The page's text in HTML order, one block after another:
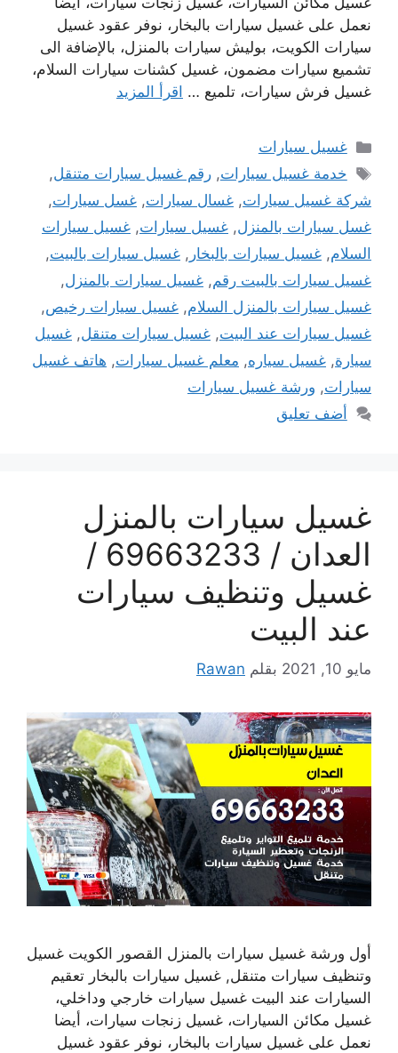
نعمل على غسيل سيارات بالبخار، نوفر عقود غسيل
سيارات الكويت، بوليش سيارات بالمنزل، بالإضافة الى
تشميع سيارات مضمون، غسيل كشنات سيارات السلام،
غسيل فرش سيارات، تلميع … اقرأ المزيد
التصنيفات
غسيل سيارات
الوسوم
خدمة غسيل سيارات,رقم غسيل سيارات متنقل,
شركة غسيل سيارات, غسال سيارات, غسل سيارات,
غسل سيارات بالمنزل, غسيل سيارات, غسيل سيارات
السلام, غسيل سيارات بالبخار , غسيل سيارات بالبيت,
غسيل سيارات بالبيت رقم, غسيل سيارات بالمنزل,
غسيل سيارات بالمنزل السلام, غسيل سيارات رخيص,
غسيل سيارات عند البيت, غسيل سيارات متنقل, غسيل
سيارة, غسيل سياره, معلم غسيل سيارات, هاتف غسيل
سيارات, ورشة غسيل سيارات
أضف تعليق
غسيل سيارات بالمنزل
العدان / 69663233 /
غسيل وتنظيف سيارات
عند البيت
مايو 10, 2021 بقلم Rawan
أول ورشة غسيل سيارات بالمنزل القصور الكويت غسيل
وتنظيف سيارات متنقل, غسيل سيارات بالبخار تعقيم
السيارات عند البيت غسيل سيارات خارجي وداخلي،
غسيل مكائن السيارات، غسيل زنجات سيارات، أيضا
نعمل على غسيل سيارات بالبخار، نوفر عقود غسيل